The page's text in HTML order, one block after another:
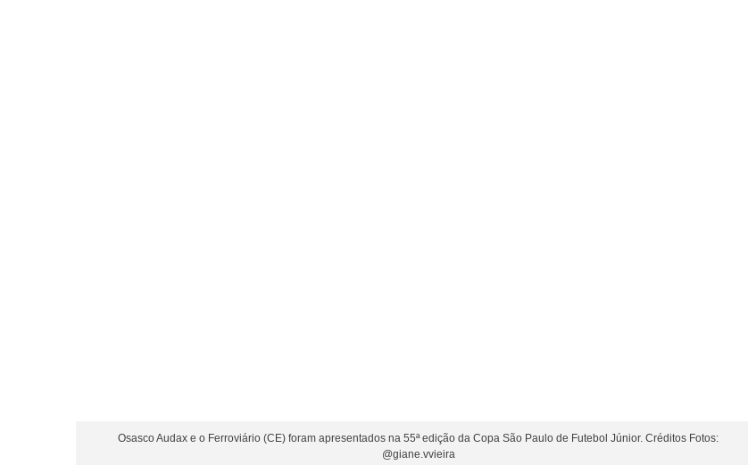
Osasco Audax e o Ferroviário (CE) foram apresentados na 55ª edição da Copa São Paulo de Futebol Júnior. Créditos Fotos:
@giane.vvieira